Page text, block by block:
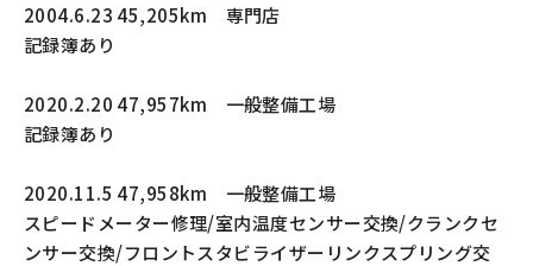
2004.6.23 45,205km 専門店
記録簿あり
2020.2.20 47,957km 一般整備工場
記録簿あり
2020.11.5 47,958km 一般整備工場
スピードメーター修理/室内温度センサー交換/クランクセ
ンサー交換/フロントスタビライザーリンクスプリング交